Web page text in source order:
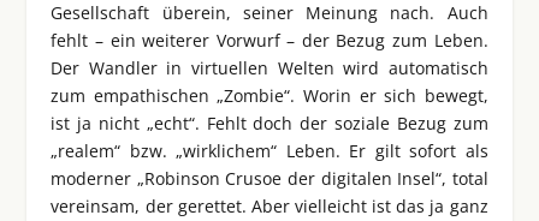
Gesellschaft überein, seiner Meinung nach. Auch
fehlt – ein weiterer Vorwurf – der Bezug zum Leben.
Der Wandler in virtuellen Welten wird automatisch
zum empathischen „Zombie“. Worin er sich bewegt,
ist ja nicht „echt“. Fehlt doch der soziale Bezug zum
„realem“ bzw. „wirklichem“ Leben. Er gilt sofort als
moderner „Robinson Crusoe der digitalen Insel“, total
vereinsam, der gerettet. Aber vielleicht ist das ja ganz